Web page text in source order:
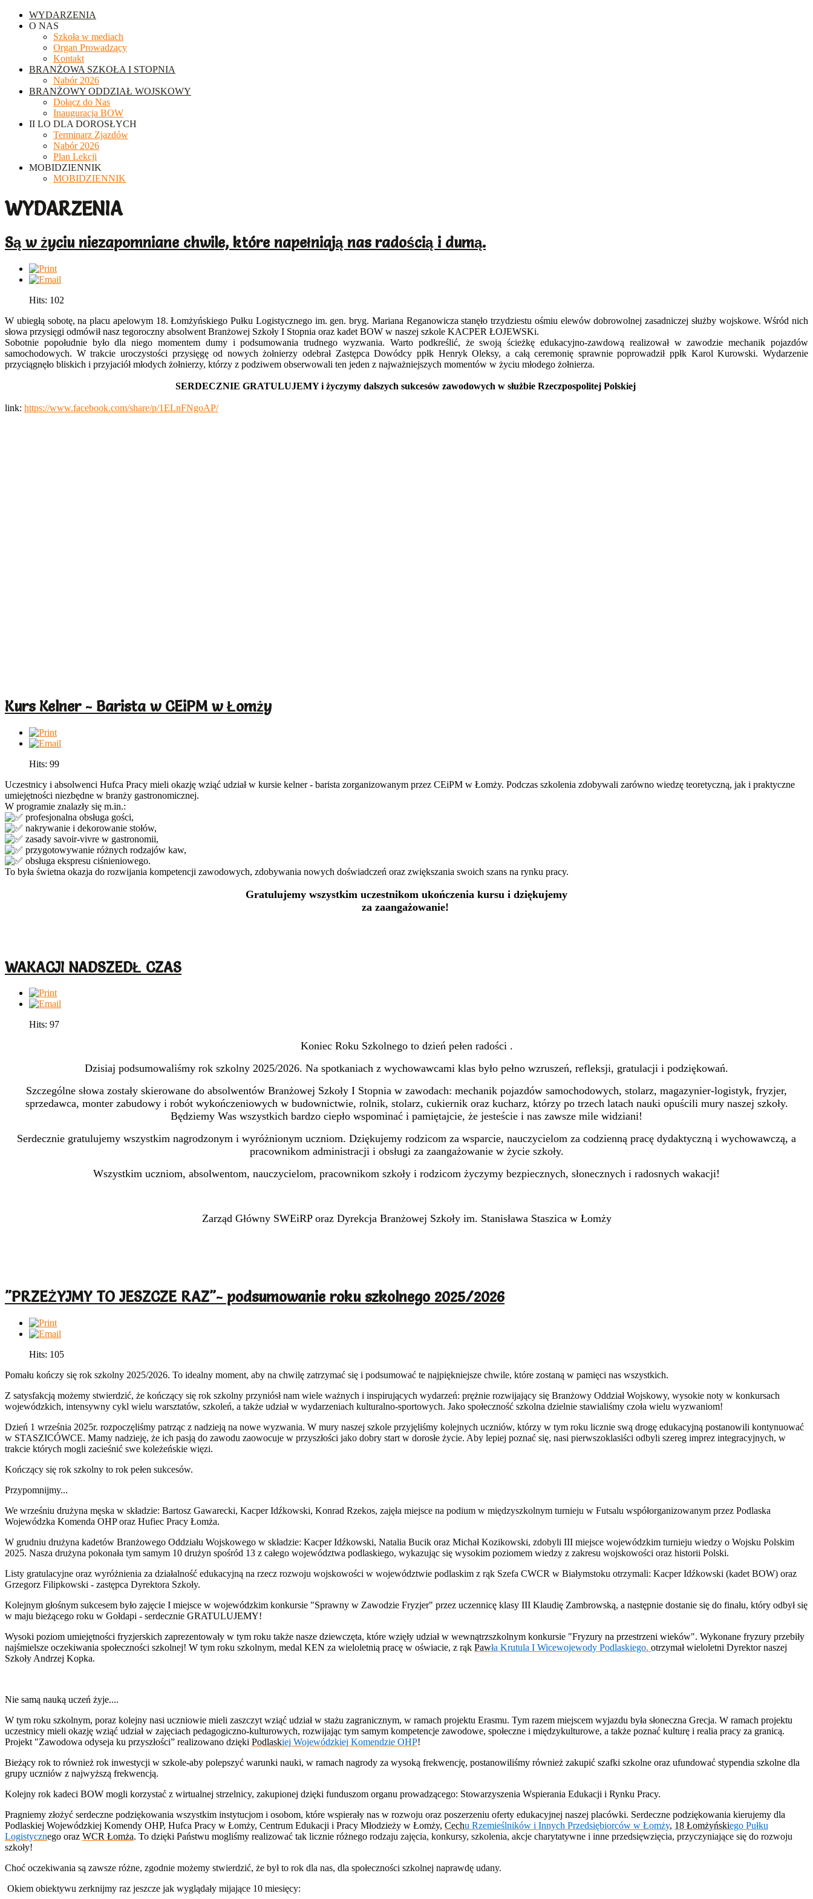
WYDARZENIA
O NAS
Szkoła w mediach
Organ Prowadzący
Kontakt
BRANŻOWA SZKOŁA I STOPNIA
Nabór 2026
BRANŻOWY ODDZIAŁ WOJSKOWY
Dołącz do Nas
Inauguracja BOW
II LO DLA DOROSŁYCH
Terminarz Zjazdów
Nabór 2026
Plan Lekcji
MOBIDZIENNIK
MOBIDZIENNIK
WYDARZENIA
Są w życiu niezapomniane chwile, które napełniają nas radością i dumą.
Hits: 102
W ubiegłą sobotę, na placu apelowym 18. Łomżyńskiego Pułku Logistycznego im. gen. bryg. Mariana Reganowicza stanęło trzydziestu ośmiu elewów dobrowolnej zasadniczej służby wojskowe. Wśród nich
słowa przysięgi odmówił nasz tegoroczny absolwent Branżowej Szkoły I Stopnia oraz kadet BOW w naszej szkole KACPER ŁOJEWSKi.
Sobotnie popołudnie było dla niego momentem dumy i podsumowania trudnego wyzwania. Warto podkreślić, że swoją ścieżkę edukacyjno-zawdową realizował w zawodzie mechanik pojazdów
samochodowych. W trakcie uroczystości przysięgę od nowych żołnierzy odebrał Zastępca Dowódcy ppłk Henryk Oleksy, a całą ceremonię sprawnie poprowadził ppłk Karol Kurowski. Wydarzenie
przyciągnęło bliskich i przyjaciół młodych żołnierzy, którzy z podziwem obserwowali ten jeden z najważniejszych momentów w życiu młodego żołnierza.
SERDECZNIE GRATULUJEMY i życzymy dalszych sukcesów zawodowych w służbie Rzeczpospolitej Polskiej
link: https://www.facebook.com/share/p/1ELnFNgoAP/
Kurs Kelner - Barista w CEiPM w Łomży
Hits: 99
Uczestnicy i absolwenci Hufca Pracy mieli okazję wziąć udział w kursie kelner - barista zorganizowanym przez CEiPM w Łomży. Podczas szkolenia zdobywali zarówno wiedzę teoretyczną, jak i praktyczne
umiejętności niezbędne w branży gastronomicznej.
W programie znalazły się m.in.:
profesjonalna obsługa gości,
nakrywanie i dekorowanie stołów,
zasady savoir-vivre w gastronomii,
przygotowywanie różnych rodzajów kaw,
obsługa ekspresu ciśnieniowego.
To była świetna okazja do rozwijania kompetencji zawodowych, zdobywania nowych doświadczeń oraz zwiększania swoich szans na rynku pracy.
Gratulujemy wszystkim uczestnikom ukończenia kursu i dziękujemy
za zaangażowanie!
WAKACJI NADSZEDŁ CZAS
Hits: 97
Koniec Roku Szkolnego to dzień pełen radości .
Dzisiaj podsumowaliśmy rok szkolny 2025/2026. Na spotkaniach z wychowawcami klas było pełno wzruszeń, refleksji, gratulacji i podziękowań.
Szczególne słowa zostały skierowane do absolwentów Branżowej Szkoły I Stopnia w zawodach: mechanik pojazdów samochodowych, stolarz, magazynier-logistyk, fryzjer,
sprzedawca, monter zabudowy i robót wykończeniowych w budownictwie, rolnik, stolarz, cukiernik oraz kucharz, którzy po trzech latach nauki opuścili mury naszej szkoły.
Będziemy Was wszystkich bardzo ciepło wspominać i pamiętajcie, że jesteście i nas zawsze mile widziani!
Serdecznie gratulujemy wszystkim nagrodzonym i wyróżnionym uczniom. Dziękujemy rodzicom za wsparcie, nauczycielom za codzienną pracę dydaktyczną i wychowawczą, a
pracownikom administracji i obsługi za zaangażowanie w życie szkoły.
Wszystkim uczniom, absolwentom, nauczycielom, pracownikom szkoły i rodzicom życzymy bezpiecznych, słonecznych i radosnych wakacji!
Zarząd Główny SWEiRP oraz Dyrekcja Branżowej Szkoły im. Stanisława Staszica w Łomży
"PRZEŻYJMY TO JESZCZE RAZ"- podsumowanie roku szkolnego 2025/2026
Hits: 105
Pomału kończy się rok szkolny 2025/2026. To idealny moment, aby na chwilę zatrzymać się i podsumować te najpiękniejsze chwile, które zostaną w pamięci nas wszystkich.
Z satysfakcją możemy stwierdzić, że kończący się rok szkolny przyniósł nam wiele ważnych i inspirujących wydarzeń: prężnie rozwijający się Branżowy Oddział Wojskowy, wysokie noty w konkursach
wojewódzkich, intensywny cykl wielu warsztatów, szkoleń, a także udział w wydarzeniach kulturalno-sportowych. Jako społeczność szkolna dzielnie stawialiśmy czoła wielu wyzwaniom!
Dzień 1 września 2025r. rozpoczęliśmy patrząc z nadzieją na nowe wyzwania. W mury naszej szkole przyjęliśmy kolejnych uczniów, którzy w tym roku licznie swą drogę edukacyjną postanowili kontynuować
w STASZICÓWCE. Mamy nadzieję, że ich pasją do zawodu zaowocuje w przyszłości jako dobry start w dorosłe życie. Aby lepiej poznać się, nasi pierwszoklasiści odbyli szereg imprez integracyjnych, w
trakcie których mogli zacieśnić swe koleżeńskie więzi.
Kończący się rok szkolny to rok pełen sukcesów.
Przypomnijmy...
We wrześniu drużyna męska w składzie: Bartosz Gawarecki, Kacper Idźkowski, Konrad Rzekos, zajęła miejsce na podium w międzyszkolnym turnieju w Futsalu współorganizowanym przez Podlaska
Wojewódzka Komenda OHP oraz Hufiec Pracy Łomża.
W grudniu drużyna kadetów Branżowego Oddziału Wojskowego w składzie: Kacper Idźkowski, Natalia Bucik oraz Michał Kozikowski, zdobyli III miejsce wojewódzkim turnieju wiedzy o Wojsku Polskim
2025. Nasza drużyna pokonała tym samym 10 drużyn spośród 13 z całego województwa podlaskiego, wykazując się wysokim poziomem wiedzy z zakresu wojskowości oraz historii Polski.
Listy gratulacyjne oraz wyróżnienia za działalność edukacyjną na rzecz rozwoju wojskowości w województwie podlaskim z rąk Szefa CWCR w Białymstoku otrzymali: Kacper Idźkowski (kadet BOW) oraz
Grzegorz Filipkowski - zastępca Dyrektora Szkoły.
Kolejnym głośnym sukcesem było zajęcie I miejsce w wojewódzkim konkursie "Sprawny w Zawodzie Fryzjer" przez uczennicę klasy III Klaudię Zambrowską, a następnie dostanie się do finału, który odbył się
w maju bieżącego roku w Gołdapi - serdecznie GRATULUJEMY!
Wysoki poziom umiejętności fryzjerskich zaprezentowały w tym roku także nasze dziewczęta, które wzięły udział w wewnątrzszkolnym konkursie "Fryzury na przestrzeni wieków". Wykonane fryzury przebiły
najśmielsze oczekiwania społeczności szkolnej! W tym roku szkolnym, medal KEN za wieloletnią pracę w oświacie, z rąk Pawła Krutula I Wicewojewody Podlaskiego. otrzymał wieloletni Dyrektor naszej
Szkoły Andrzej Kopka.
Nie samą nauką uczeń żyje....
W tym roku szkolnym, poraz kolejny nasi uczniowie mieli zaszczyt wziąć udział w stażu zagranicznym, w ramach projektu Erasmu. Tym razem miejscem wyjazdu była słoneczna Grecja. W ramach projektu
uczestnicy mieli okazję wziąć udział w zajęciach pedagogiczno-kulturowych, rozwijając tym samym kompetencje zawodowe, społeczne i międzykulturowe, a także poznać kulturę i realia pracy za granicą.
Projekt "Zawodowa odyseja ku przyszłości” realizowano dzięki Podlaskiej Wojewódzkiej Komendzie OHP!
Bieżący rok to również rok inwestycji w szkole-aby polepszyć warunki nauki, w ramach nagrody za wysoką frekwencję, postanowiliśmy również zakupić szafki szkolne oraz ufundować stypendia szkolne dla
grupy uczniów z najwyższą frekwencją.
Kolejny rok kadeci BOW mogli korzystać z wirtualnej strzelnicy, zakupionej dzięki funduszom organu prowadzącego: Stowarzyszenia Wspierania Edukacji i Rynku Pracy.
Pragniemy złożyć serdeczne podziękowania wszystkim instytucjom i osobom, które wspierały nas w rozwoju oraz poszerzeniu oferty edukacyjnej naszej placówki. Serdeczne podziękowania kierujemy dla
Podlaskiej Wojewódzkiej Komendy OHP, Hufca Pracy w Łomży, Centrum Edukacji i Pracy Młodzieży w Łomży, Cechu Rzemieślników i Innych Przedsiębiorców w Łomży, 18 Łomżyńskiego Pułku
Logistycznego oraz WCR Łomża. To dzięki Państwu mogliśmy realizować tak licznie różnego rodzaju zajęcia, konkursy, szkolenia, akcje charytatywne i inne przedsięwzięcia, przyczyniające się do rozwoju
szkoły!
Choć oczekiwania są zawsze różne, zgodnie możemy stwierdzić, że był to rok dla nas, dla społeczności szkolnej naprawdę udany.
Okiem obiektywu zerknijmy raz jeszcze jak wyglądały mijające 10 miesięcy: